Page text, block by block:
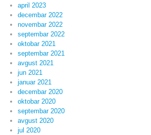
april 2023
decembar 2022
novembar 2022
septembar 2022
oktobar 2021
septembar 2021
avgust 2021
jun 2021
januar 2021
decembar 2020
oktobar 2020
septembar 2020
avgust 2020
jul 2020